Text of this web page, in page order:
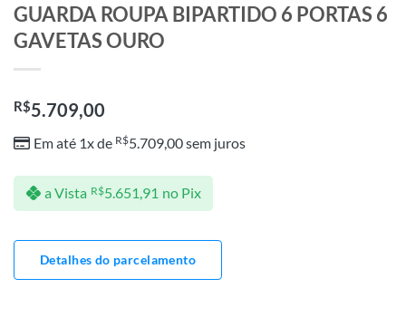
GUARDA ROUPA BIPARTIDO 6 PORTAS 6
GAVETAS OURO
R$5.709,00
Em até 1x de R$5.709,00sem juros
a Vista R$5.651,91 no Pix
Detalhes do parcelamento